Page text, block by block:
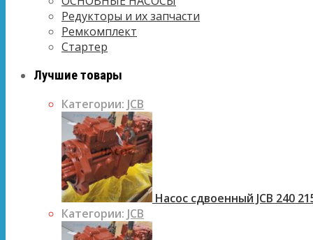
Редукторы и их запчасти
Ремкомплект
Стартер
Лучшие товары
Категории: JCB
Насос сдвоенный JCB 240
Категории: JCB